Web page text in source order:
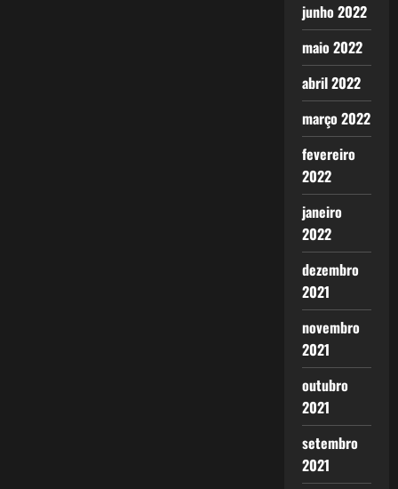
junho 2022
maio 2022
abril 2022
março 2022
fevereiro
2022
janeiro
2022
dezembro
2021
novembro
2021
outubro
2021
setembro
2021